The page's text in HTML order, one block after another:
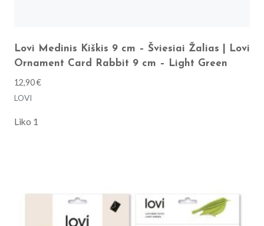
Lovi Medinis Kiškis 9 cm – Šviesiai Žalias | Lovi
Ornament Card Rabbit 9 cm – Light Green
12,90€
LOVI
Liko 1